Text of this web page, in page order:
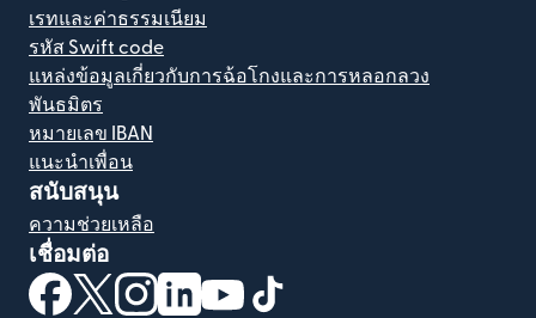
เรทและค่าธรรมเนียม
รหัส Swift code
แหล่งข้อมูลเกี่ยวกับการฉ้อโกงและการหลอกลวง
พันธมิตร
หมายเลข IBAN
แนะนำเพื่อน
สนับสนุน
ความช่วยเหลือ
เชื่อมต่อ
(เปิดในหน้าต่างใหม่)
(เปิดในหน้าต่างใหม่)
(เปิดในหน้าต่างใหม่)
(เปิดในหน้าต่างใหม่)
(เปิดในหน้าต่างใหม่)